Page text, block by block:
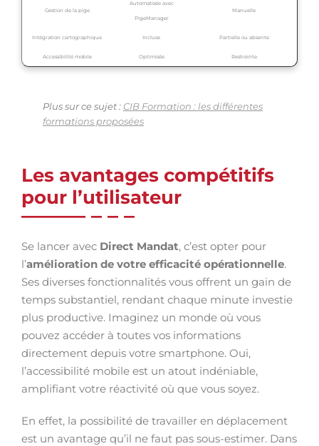
Gestion de la pige
Automatisée avec
PigeManager
Manuelle
Intégration cartographique Incluse Partielle ou absente
Accessibilité mobile Optimisée Restreinte
Plus sur ce sujet : CIB Formation : les différentes
formations proposées
Les avantages compétitifs
pour l’utilisateur
Se lancer avec Direct Mandat, c’est opter pour
l’amélioration de votre efficacité opérationnelle.
Ses diverses fonctionnalités vous offrent un gain de
temps substantiel, rendant chaque minute investie
plus productive. Imaginez un monde où vous
pouvez accéder à toutes vos informations
directement depuis votre smartphone. Oui,
l’accessibilité mobile est un atout indéniable,
amplifiant votre réactivité où que vous soyez.
En effet, la possibilité de travailler en déplacement
est un avantage qu’il ne faut pas sous-estimer. Dans